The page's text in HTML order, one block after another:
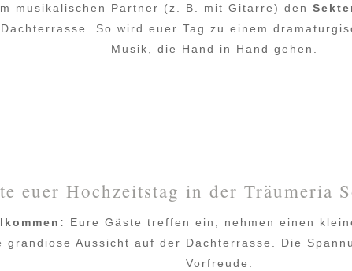
musikalischen Partner (z. B. mit Gitarre) den
So wird euer Tag zu einem
Musik, die Hand in Hand gehen.
euer Hochzeitstag in der Träumeria
Eure Gäste treffen ein, nehmen einen
grandiose Aussicht auf der Dachterrasse. Die
Vorfreude.